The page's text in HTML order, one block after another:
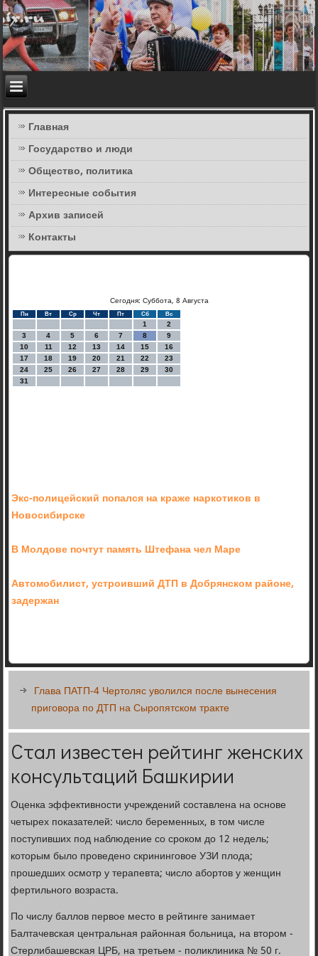
Главная
Государство и люди
Общество, политика
Интересные события
Архив записей
Контакты
Сегодня: Суббота, 8 Августа
Пн Вт Ср Чт Пт Сб Вс
1
2
3
4 5 6 7 8
9
10
11 12 13 14 15
16
17
18 19 20 21 22
23
24
25 26 27 28 29
30
31
Экс-полицейский попался на краже наркотиков в
Новосибирске
В Молдове почтут память Штефана чел Маре
Автомобилист, устроивший ДТП в Добрянском районе,
задержан
Глава ПАТП-4 Чертоляс уволился после вынесения
приговора по ДТП на Сыропятском тракте
Стал известен рейтинг женских
консультаций Башкирии
Оценка эффективности учреждений составлена на основе
четырех показателей: число беременных, в том числе
поступивших под наблюдение со сроком до 12 недель;
которым было проведено скрининговое УЗИ плода;
прошедших осмотр у терапевта; число абортов у женщин
фертильного возраста.
По числу баллов первое место в рейтинге занимает
Балтачевская центральная районная больница, на втором -
Стерлибашевская ЦРБ, на третьем - поликлиника № 50 г.